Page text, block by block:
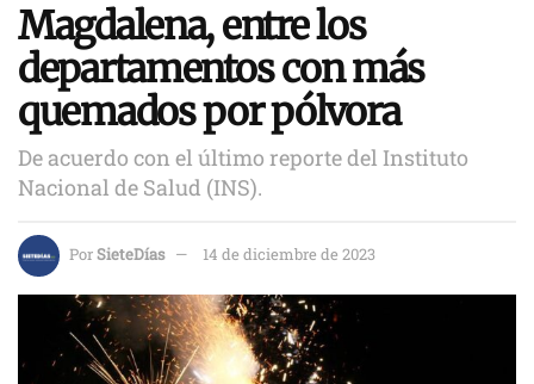
Magdalena, entre los
departamentos con más
quemados por pólvora
De acuerdo con el último reporte del Instituto
Nacional de Salud (INS).
PorSieteDías 14 de diciembre de 2023